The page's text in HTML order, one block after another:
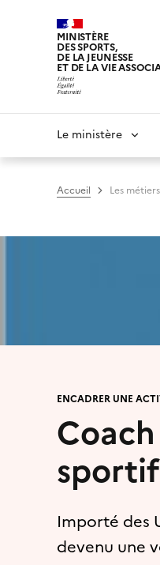
MINISTÈRE
DES SPORTS,
DE LA JEUNESSE
ET DE LA VIE
Le ministère
Accueil Les
ENCADRER UNE
sportif
Importé des
devenu une